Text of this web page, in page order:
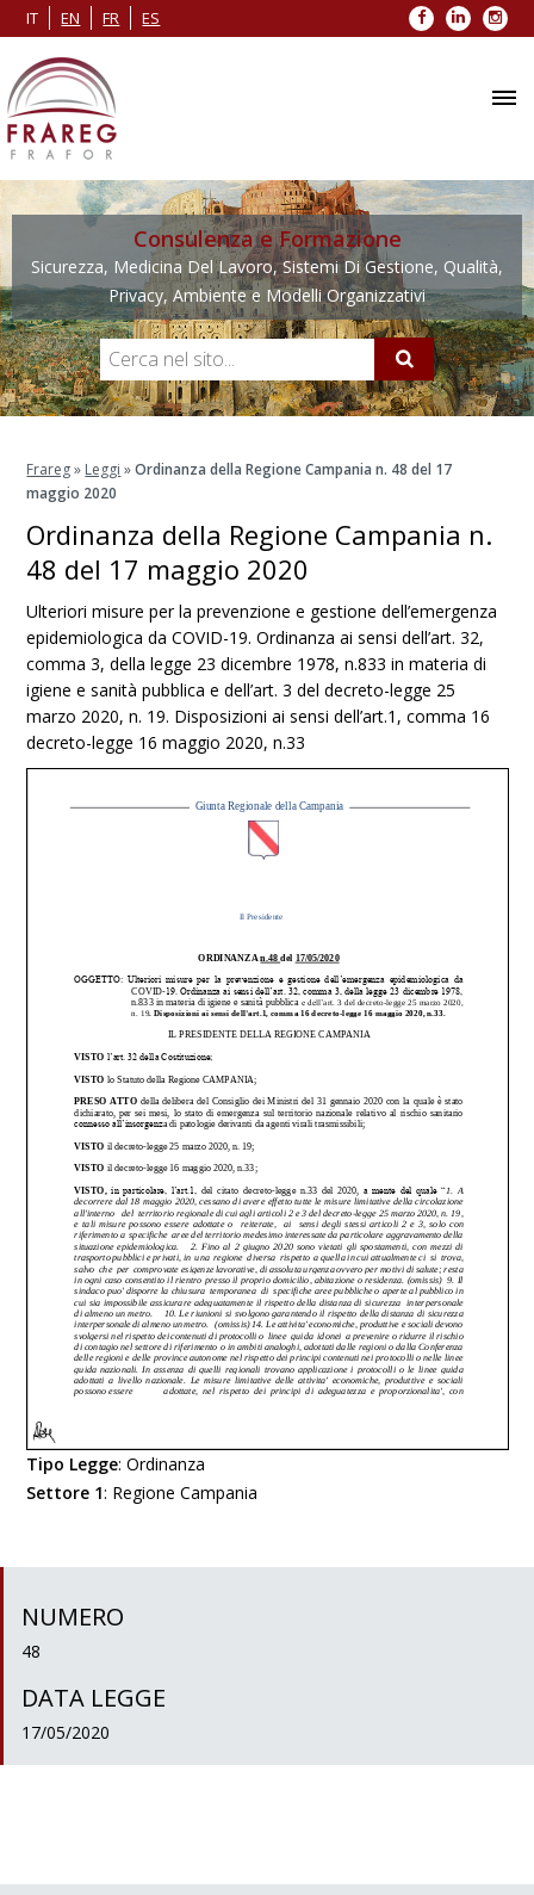
IT EN FR ES Facebook
LinkedIn
Consulenza e Formazione
Sicurezza, Medicina Del Lavoro, Sistemi Di Gestione, Qualità,
Privacy, Ambiente e Modelli Organizzativi
Frareg» Leggi »Ordinanza della Regione Campania n. 48 del 17
maggio 2020
Ordinanza della Regione Campania n.
48 del 17 maggio 2020
Ulteriori misure per la prevenzione e gestione dell’emergenza
epidemiologica da COVID-19. Ordinanza ai sensi dell’art. 32,
comma 3, della legge 23 dicembre 1978, n.833 in materia di
igiene e sanità pubblica e dell’art. 3 del decreto-legge 25
marzo 2020, n. 19. Disposizioni ai sensi dell’art.1, comma 16
decreto-legge 16 maggio 2020, n.33
Tipo Legge:Ordinanza
Settore 1: Regione Campania
NUMERO
48
DATA LEGGE
17/05/2020